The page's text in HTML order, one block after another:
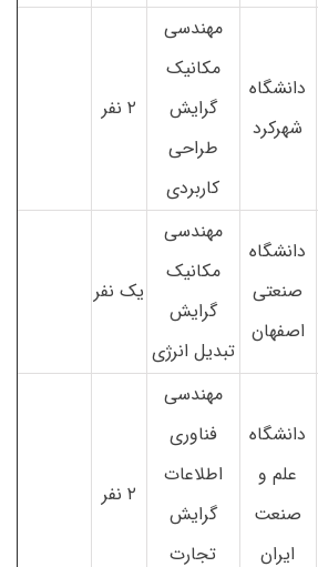
دانشگاه
شهرکرد
مهندسی
مکانیک
گرایش
طراحی
کاربردی
۲ نفر
دانشگاه
صنعتی
اصفهان
مهندسی
مکانیک
گرایش
تبدیل انرژی
یک نفر
دانشگاه
علم و
صنعت
ایران
مهندسی
فناوری
اطلاعات
گرایش
تجارت
۲ نفر